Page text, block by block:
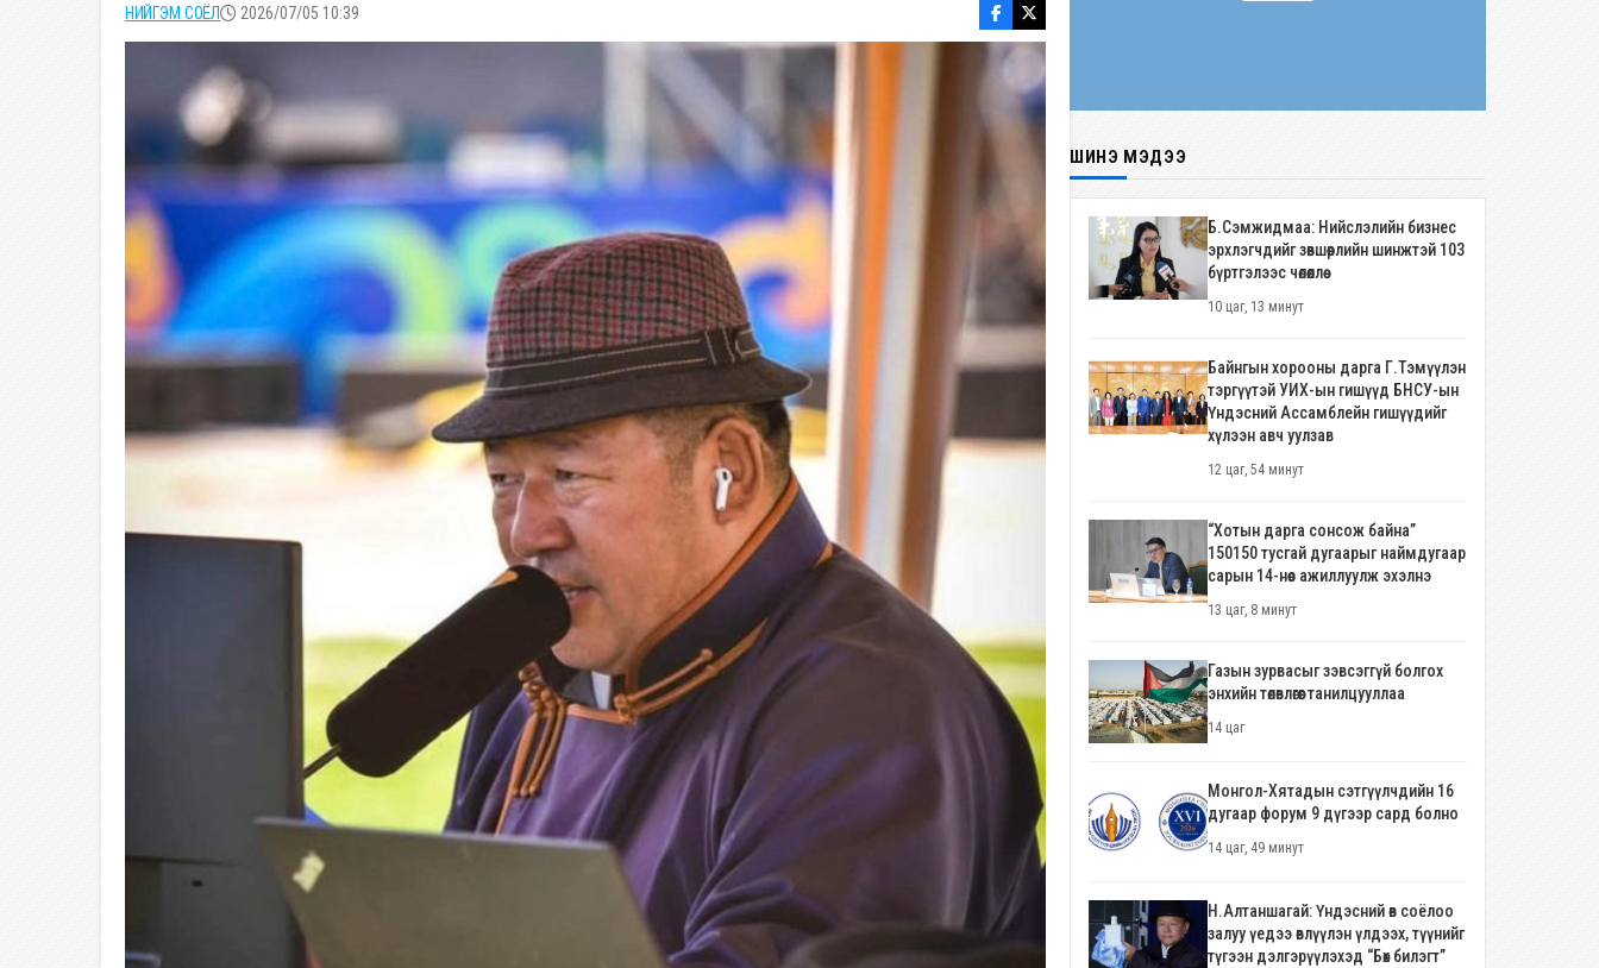
НИЙГЭМ СОЁЛ 2026/07/05 10:39
ШИНЭ МЭДЭЭ
Б.Сэмжидмаа: Нийслэлийн бизнес
эрхлэгчдийг зөвшөөрлийн шинжтэй 103
бүртгэлээс чөлөөллөө
10 цаг, 13 минут
Байнгын хорооны дарга Г.Тэмүүлэн
тэргүүтэй УИХ-ын гишүүд БНСУ-ын
Үндэсний Ассамблейн гишүүдийг
хүлээн авч уулзав
12 цаг, 54 минут
“Хотын дарга сонсож байна”
150150 тусгай дугаарыг наймдугаар
сарын 14-нөөс ажиллуулж эхэлнэ
13 цаг, 8 минут
Газын зурвасыг зэвсэггүй болгох
энхийн төлөвлөгөөг танилцууллаа
14 цаг
Монгол-Хятадын сэтгүүлчдийн 16
дугаар форум 9 дүгээр сард болно
14 цаг, 49 минут
Н.Алтаншагай: Үндэсний өв соёлоо
залуу үедээ өвлүүлэн үлдээх, түүнийг
түгээн дэлгэрүүлэхэд “Бөх билэгт”